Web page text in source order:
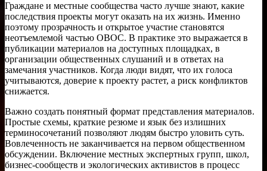
Граждане и местные сообщества часто лучше знают, какие
последствия проекты могут оказать на их жизнь. Именно
поэтому прозрачность и открытое участие становятся
неотъемлемой частью ОВОС. В практике это выражается в
публикации материалов на доступных площадках, в
организации общественных слушаний и в ответах на
замечания участников. Когда люди видят, что их голоса
учитываются, доверие к проекту растет, а риск конфликтов
снижается.
Важно создать понятный формат представления материалов.
Простые схемы, краткие резюме и язык без излишних
терминосочетаний позволяют людям быстро уловить суть.
Вовлеченность не заканчивается на первом общественном
обсуждении. Включение местных экспертных групп, школ,
бизнес-сообществ и экологических активистов в процесс